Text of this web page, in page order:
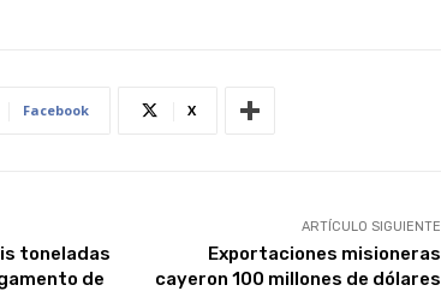
Facebook X
toneladas
de
ARTÍCULO SIGUIENTE
Exportaciones misioneras
cayeron 100 millones de dólares